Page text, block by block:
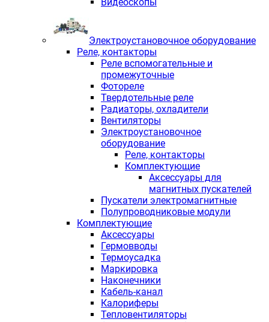
Электроустановочное оборудование
Реле, контакторы
Реле вспомогательные и
промежуточные
Фотореле
Твердотельные реле
Радиаторы, охладители
Вентиляторы
Электроустановочное
оборудование
Реле, контакторы
Комплектующие
Аксессуары для
магнитных пускателей
Пускатели электромагнитные
Полупроводниковые модули
Комплектующие
Аксессуары
Гермовводы
Термоусадка
Маркировка
Наконечники
Кабель-канал
Калориферы
Тепловентиляторы